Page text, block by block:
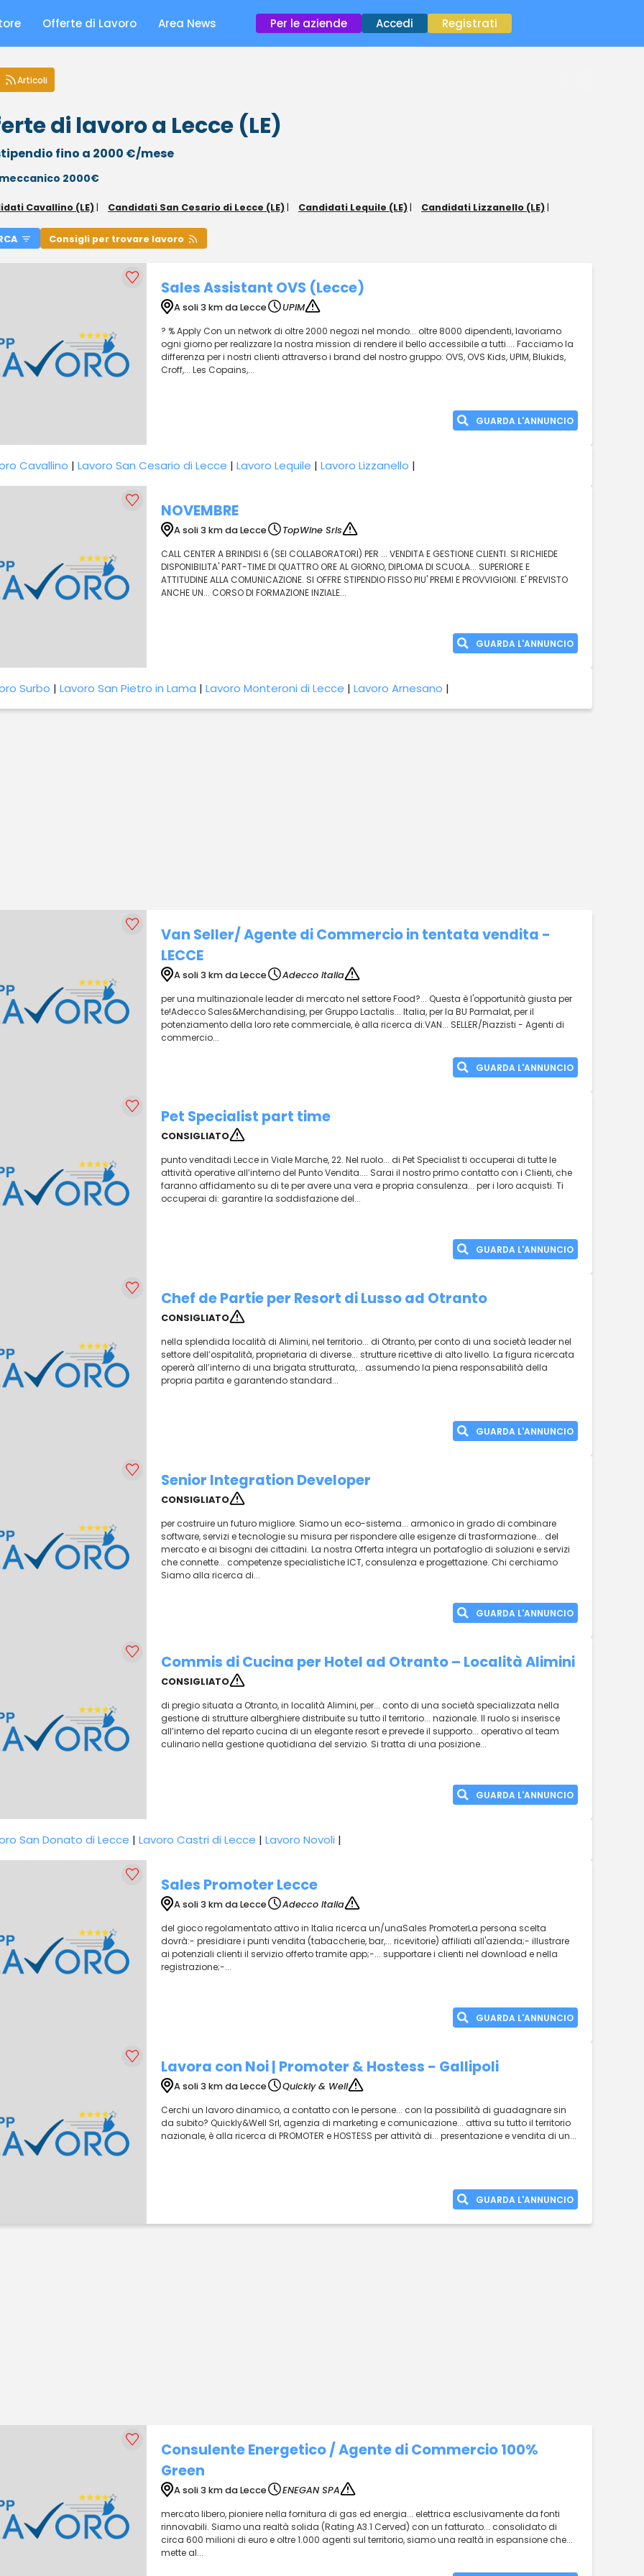
Offerte di Lavoro Area News Per le aziende Accedi Registrati
Articoli
di lavoro a Lecce (LE)
fino a 2000 €/mese
2000€
Cavallino (LE) | Candidati San Cesario di Lecce (LE) | Candidati Lequile (LE) | Candidati Lizzanello (LE) |
Consigli per trovare lavoro
Sales Assistant OVS (Lecce)
A soli 3 km da Lecce
UPIM
? % Apply Con un network di oltre 2000 negozi nel mondo... oltre 8000 dipendenti, lavoriamo
ogni giorno per realizzare la nostra mission di rendere il bello accessibile a tutti.... Facciamo la
differenza per i nostri clienti attraverso i brand del nostro gruppo: OVS, OVS Kids, UPIM, Blukids,
Croff,... Les Copains,...
GUARDA L'ANNUNCIO
Cavallino | Lavoro San Cesario di Lecce | Lavoro Lequile | Lavoro Lizzanello |
NOVEMBRE
A soli 3 km da Lecce
TopWine Srls
CALL CENTER A BRINDISI 6 (SEI COLLABORATORI) PER ... VENDITA E GESTIONE CLIENTI. SI RICHIEDE
DISPONIBILITA' PART-TIME DI QUATTRO ORE AL GIORNO, DIPLOMA DI SCUOLA... SUPERIORE E
ATTITUDINE ALLA COMUNICAZIONE. SI OFFRE STIPENDIO FISSO PIU' PREMI E PROVVIGIONI. E' PREVISTO
ANCHE UN... CORSO DI FORMAZIONE INZIALE...
GUARDA L'ANNUNCIO
Surbo | Lavoro San Pietro in Lama | Lavoro Monteroni di Lecce | Lavoro Arnesano |
Van Seller/ Agente di Commercio in tentata vendita -
LECCE
A soli 3 km da Lecce
Adecco Italia
per una multinazionale leader di mercato nel settore Food?... Questa è l'opportunità giusta per
te!Adecco Sales&Merchandising, per Gruppo Lactalis... Italia, per la BU Parmalat, per il
potenziamento della loro rete commerciale, è alla ricerca di:VAN... SELLER/Piazzisti - Agenti di
commercio...
GUARDA L'ANNUNCIO
Pet Specialist part time
CONSIGLIATO
punto venditadi Lecce in Viale Marche, 22. Nel ruolo... di Pet Specialist ti occuperai di tutte le
attività operative all’interno del Punto Vendita.... Sarai il nostro primo contatto con i Clienti, che
faranno affidamento su di te per avere una vera e propria consulenza... per i loro acquisti. Ti
occuperai di: garantire la soddisfazione del...
GUARDA L'ANNUNCIO
Chef de Partie per Resort di Lusso ad Otranto
CONSIGLIATO
nella splendida località di Alimini, nel territorio... di Otranto, per conto di una società leader nel
settore dell’ospitalità, proprietaria di diverse... strutture ricettive di alto livello. La figura ricercata
opererà all’interno di una brigata strutturata,... assumendo la piena responsabilità della
propria partita e garantendo standard...
GUARDA L'ANNUNCIO
Senior Integration Developer
CONSIGLIATO
per costruire un futuro migliore. Siamo un eco-sistema... armonico in grado di combinare
software, servizi e tecnologie su misura per rispondere alle esigenze di trasformazione... del
mercato e ai bisogni dei cittadini. La nostra Offerta integra un portafoglio di soluzioni e servizi
che connette... competenze specialistiche ICT, consulenza e progettazione. Chi cerchiamo
Siamo alla ricerca di...
GUARDA L'ANNUNCIO
Commis di Cucina per Hotel ad Otranto – Località Alimini
CONSIGLIATO
di pregio situata a Otranto, in località Alimini, per... conto di una società specializzata nella
gestione di strutture alberghiere distribuite su tutto il territorio... nazionale. Il ruolo si inserisce
all’interno del reparto cucina di un elegante resort e prevede il supporto... operativo al team
culinario nella gestione quotidiana del servizio. Si tratta di una posizione...
GUARDA L'ANNUNCIO
San Donato di Lecce | Lavoro Castri di Lecce | Lavoro Novoli |
Sales Promoter Lecce
A soli 3 km da Lecce
Adecco Italia
del gioco regolamentato attivo in Italia ricerca un/unaSales PromoterLa persona scelta
dovrà:- presidiare i punti vendita (tabaccherie, bar,... ricevitorie) affiliati all'azienda;- illustrare
ai potenziali clienti il servizio offerto tramite app;-... supportare i clienti nel download e nella
registrazione;-...
GUARDA L'ANNUNCIO
Lavora con Noi | Promoter & Hostess - Gallipoli
A soli 3 km da Lecce
Quickly & Well
Cerchi un lavoro dinamico, a contatto con le persone... con la possibilità di guadagnare sin
da subito? Quickly&Well Srl, agenzia di marketing e comunicazione... attiva su tutto il territorio
nazionale, è alla ricerca di PROMOTER e HOSTESS per attività di... presentazione e vendita di un...
GUARDA L'ANNUNCIO
Consulente Energetico / Agente di Commercio 100%
Green
A soli 3 km da Lecce
ENEGAN SPA
mercato libero, pioniere nella fornitura di gas ed energia... elettrica esclusivamente da fonti
rinnovabili. Siamo una realtà solida (Rating A3.1 Cerved) con un fatturato... consolidato di
circa 600 milioni di euro e oltre 1.000 agenti sul territorio, siamo una realtà in espansione che...
mette al...